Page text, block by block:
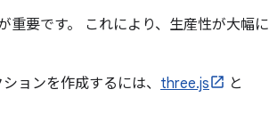
重要です。 これにより、生産性が大幅に
ョンを作成するには、 three.js
と